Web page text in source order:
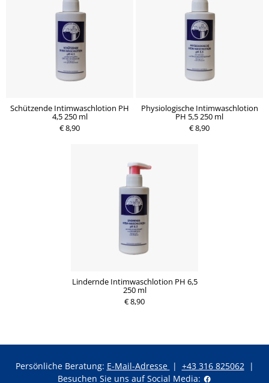
Schützende Intimwaschlotion PH
4,5 250 ml
€ 8,90
Physiologische Intimwaschlotion
PH 5,5 250 ml
€ 8,90
Lindernde Intimwaschlotion PH 6,5
250 ml
€ 8,90
Persönliche Beratung: E-Mail-Adresse | +43 316 825062|
Besuchen Sie uns auf Social Media: